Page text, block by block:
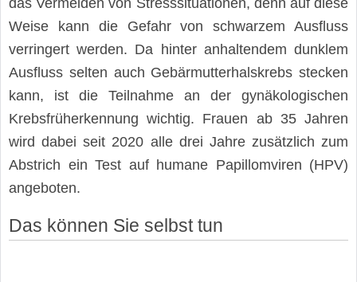
Weise kann die Gefahr von schwarzem Ausfluss
verringert werden. Da hinter anhaltendem dunklem
Ausfluss selten auch Gebärmutterhalskrebs stecken
kann, ist die Teilnahme an der gynäkologischen
Krebsfrüherkennung wichtig. Frauen ab 35 Jahren
wird dabei seit 2020 alle drei Jahre zusätzlich zum
Abstrich ein Test auf humane Papillomviren (HPV)
angeboten.
Das können Sie selbst tun